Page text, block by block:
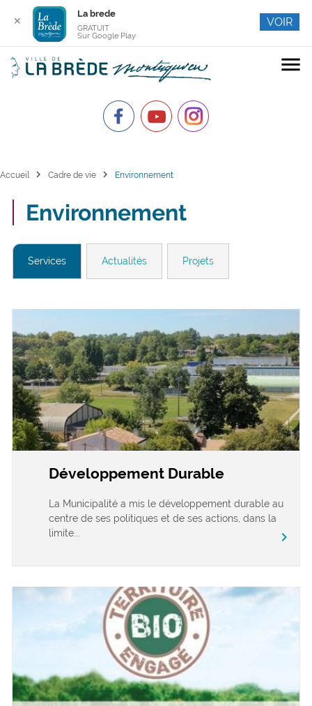
menu
Accueil chevron_right Cadre de vie chevron_right Environnement
Environnement
Services Actualités Projets
Développement Durable
La Municipalité a mis le développement durable au
centre de ses politiques et de ses actions, dans la
limite...
chevron_right
✕
La brede
GRATUIT
Sur Google Play
VOIR